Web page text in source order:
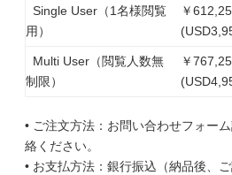
Single User（1名様閲覧
用）
￥
Multi User（閲覧人数無
制限）
￥
• ご注文方法：お問い合わせフォー
絡ください。
• お支払方法：銀行振込（納品後、ご